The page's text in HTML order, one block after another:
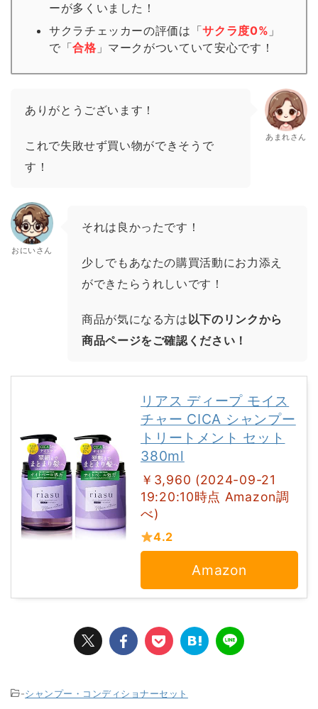
ーが多くいました！
サクラチェッカーの評価は「サクラ度0% 」
で「合格 」 マーク がついていて安心です！
ありがとうございます！
これで失敗せず買い物ができそうで
す！
あまれさん
おにいさん
それは良かったです！
少しでもあなたの購買活動にお力添え
ができたらうれしいです！
商品が気になる方は以下のリンクから
商品ページをご確認ください！
リアス ディープ モイス
チャー CICA シャンプー
トリートメント セット
380ml
￥3,960 (2024-09-21
19:20:10時点 Amazon調
べ)
4.2
Amazon
-シャンプー・コンディショナーセット